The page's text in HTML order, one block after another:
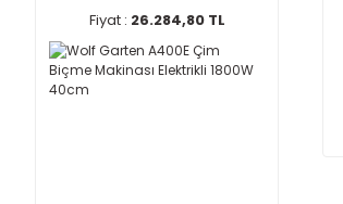
Fiyat : 26.284,80 TL